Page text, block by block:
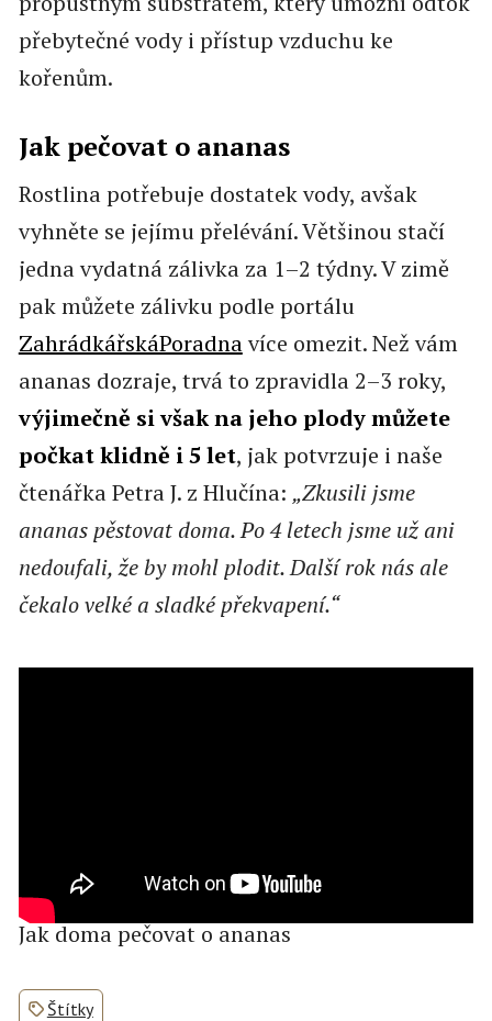
přebytečné vody i přístup vzduchu ke
kořenům.
Jak pečovat o ananas
Rostlina potřebuje dostatek vody, avšak
vyhněte se jejímu přelévání. Většinou stačí
jedna vydatná zálivka za 1–2 týdny. V zimě
pak můžete zálivku podle portálu
ZahrádkářskáPoradnavíce omezit. Než vám
ananas dozraje, trvá to zpravidla 2–3 roky,
výjimečně si však na jeho plody můžete
počkat klidně i 5 let, jak potvrzuje i naše
čtenářka Petra J. z Hlučína: „Zkusili jsme
ananas pěstovat doma. Po 4 letech jsme už ani
nedoufali, že by mohl plodit. Další rok nás ale
čekalo velké a sladké překvapení.“
Jak doma pečovat o ananas
Štítky